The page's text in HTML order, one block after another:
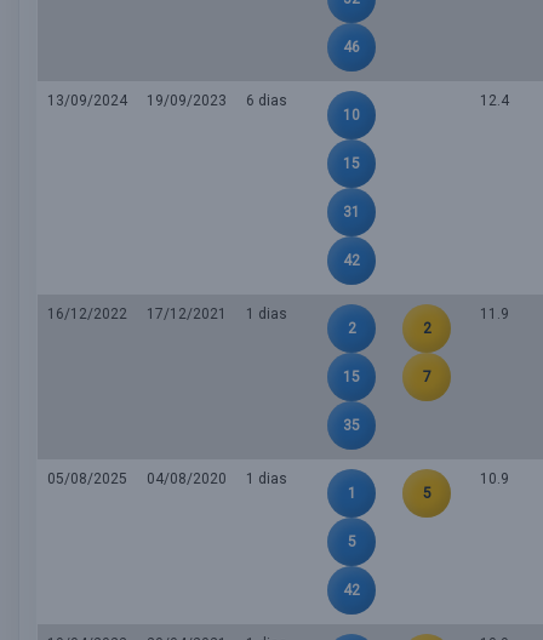
46
13/09/2024 19/09/2023
6 dias
10
15
31
42
12.4
16/12/2022 17/12/2021
1 dias
2
15
35
2
7
11.9
05/08/2025 04/08/2020
1 dias
1
5
42
5
10.9